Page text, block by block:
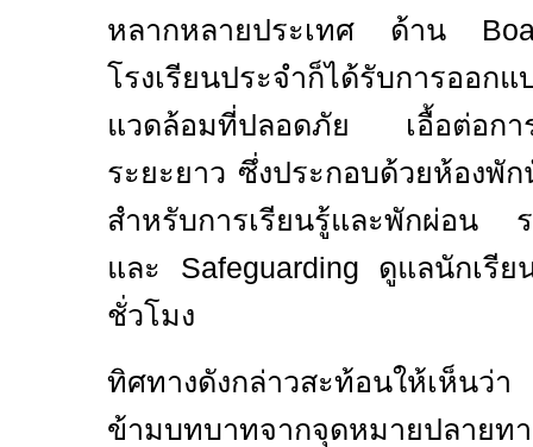
หลากหลายประเทศ ด้าน
โรงเรียนประจำก็ได้รับการออกแ
แวดล้อมที่ปลอดภัย เอื้อต่อการ
ระยะยาว ซึ่งประกอบด้วยห้องพั
สำหรับการเรียนรู้และพักผ่อ
และ Safeguarding ดูแลนักเรีย
ชั่วโมง
ทิศทางดังกล่าวสะท้อนให้เห็นว่
ข้ามบทบาทจากจุดหมายปลายทา